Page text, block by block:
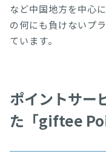
など中国地方を中心
の何にも負けないプ
ています。
ポイントサー
た「giftee